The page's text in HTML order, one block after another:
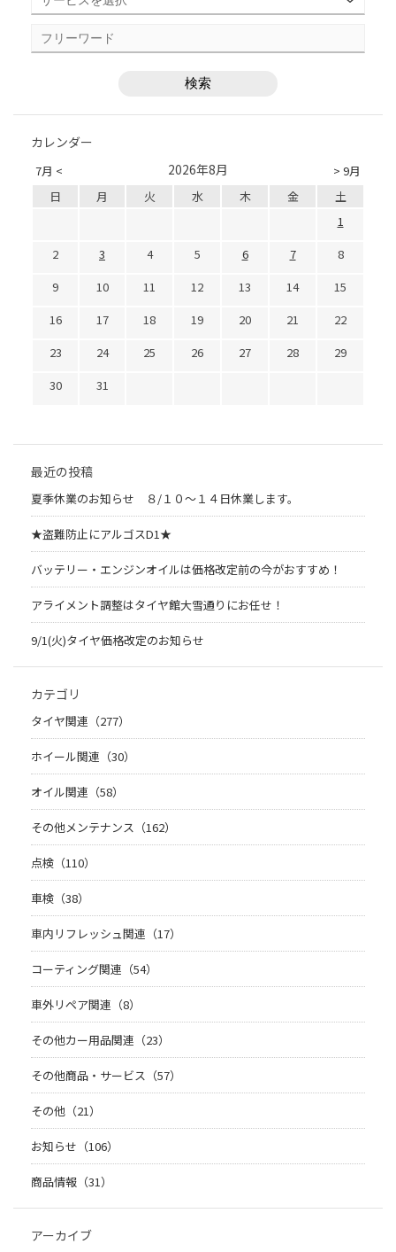
カレンダー
7月 < > 9月
2026年8月
日 月 火 水 木 金
土
1
2
3 4 5 6 7
8
9
10 11 12 13 14
15
16
17 18 19 20 21
22
23
24 25 26 27 28
29
30
31
最近の投稿
夏季休業のお知らせ ８/１０～１４日休業します。
★盗難防止にアルゴスD1★
バッテリー・エンジンオイルは価格改定前の今がおすすめ！
アライメント調整はタイヤ館大雪通りにお任せ！
9/1(火)タイヤ価格改定のお知らせ
カテゴリ
タイヤ関連（277）
ホイール関連（30）
オイル関連（58）
その他メンテナンス（162）
点検（110）
車検（38）
車内リフレッシュ関連（17）
コーティング関連（54）
車外リペア関連（8）
その他カー用品関連（23）
その他商品・サービス（57）
その他（21）
お知らせ（106）
商品情報（31）
アーカイブ